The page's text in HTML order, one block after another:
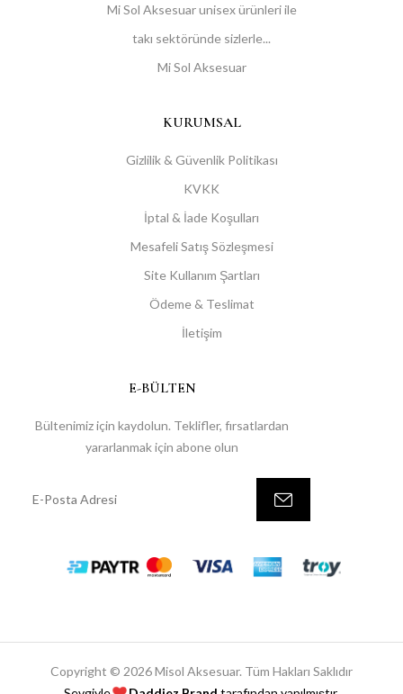
Mi Sol Aksesuar unisex ürünleri ile
takı sektöründe sizlerle...
Mi Sol Aksesuar
KURUMSAL
Gizlilik & Güvenlik Politikası
KVKK
İptal & İade Koşulları
Mesafeli Satış Sözleşmesi
Site Kullanım Şartları
Ödeme & Teslimat
İletişim
E-BÜLTEN
Bültenimiz için kaydolun. Teklifler, fırsatlardan
yararlanmak için abone olun
Copyright © 2026 Misol Aksesuar. Tüm Hakları Saklıdır